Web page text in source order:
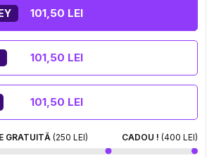
ale THC-ului. Pregătit să descoperi
până acum?
101,50 LEI
101,50 LEI
101,50 LEI
GRATUITĂ(250 LEI) CADOU ! (400 LEI)